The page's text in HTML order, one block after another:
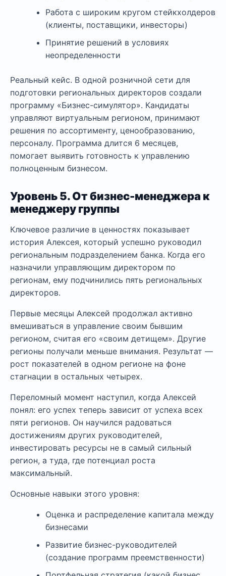
Работа с широким кругом стейкхолдеров
(клиенты, поставщики, инвесторы)
Принятие решений в условиях
неопределенности
Реальный кейс. В одной розничной сети для
подготовки региональных директоров создали
программу «Бизнес-симулятор». Кандидаты
управляют виртуальным регионом, принимают
решения по ассортименту, ценообразованию,
персоналу. Программа длится 6 месяцев,
помогает выявить готовность к управлению
полноценным бизнесом.
Уровень 5. От бизнес-менеджера к
менеджеру группы
Ключевое различие в ценностях показывает
история Алексея, который успешно руководил
региональным подразделением банка. Когда его
назначили управляющим директором по
регионам, ему подчинились пять региональных
директоров.
Первые месяцы Алексей продолжал активно
вмешиваться в управление своим бывшим
регионом, считая его «своим детищем». Другие
регионы получали меньше внимания. Результат —
рост показателей в одном регионе на фоне
стагнации в остальных четырех.
Переломный момент наступил, когда Алексей
понял: его успех теперь зависит от успеха всех
пяти регионов. Он научился радоваться
достижениям других руководителей,
инвестировать ресурсы не в самый сильный
регион, а туда, где потенциал роста
максимальный.
Основные навыки этого уровня:
Оценка и распределение капитала между
бизнесами
Развитие бизнес-руководителей
(создание программ преемственности)